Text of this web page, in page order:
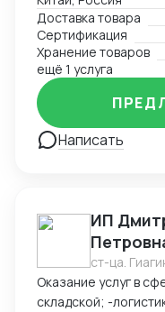
оформление,
сопроводительной
документации.
Доставка товара
Сертификация
Хранение товаров
ещё 1 услуга
Написать
ИП
ст-ца.
Оказание услуг в
складской; -